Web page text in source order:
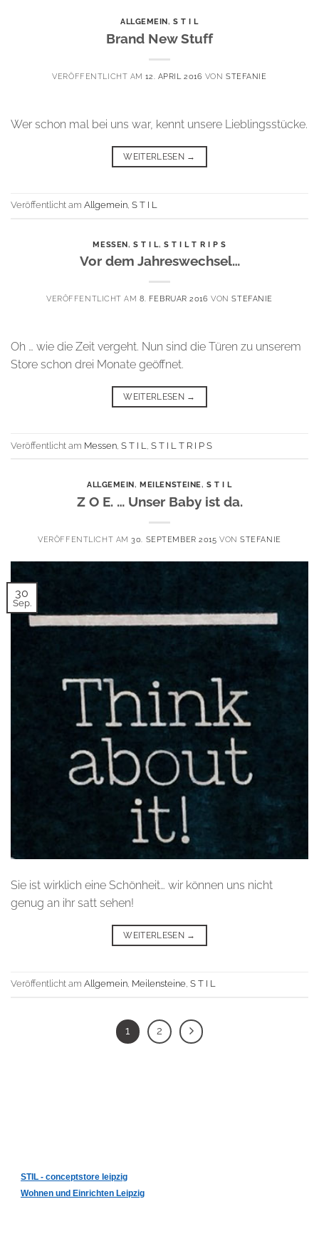
ALLGEMEIN,S T I L
Brand New Stuff
VERÖFFENTLICHT AM12. APRIL 2016 VONSTEFANIE
Wer schon mal bei uns war, kennt unsere Lieblingsstücke.
WEITERLESEN →
Veröffentlicht am Allgemein, S T I L
MESSEN, S T I L, S T I L T R I P S
Vor dem Jahreswechsel…
VERÖFFENTLICHT AM8. FEBRUAR 2016 VONSTEFANIE
Oh … wie die Zeit vergeht. Nun sind die Türen zu unserem
Store schon drei Monate geöffnet.
WEITERLESEN →
Veröffentlicht am Messen S T I L S T I L T R I P S
ALLGEMEIN,MEILENSTEINE,S T I L
Z O E. … Unser Baby ist da.
VERÖFFENTLICHT AM30. SEPTEMBER 2015 VONSTEFANIE
30
Sep.
Sie ist wirklich eine Schönheit… wir können uns nicht
genug an ihr satt sehen!
WEITERLESEN →
Veröffentlicht am Allgemein, Meilensteine, S T I L
1 2
STIL - conceptstore leipzig
Wohnen und Einrichten Leipzig